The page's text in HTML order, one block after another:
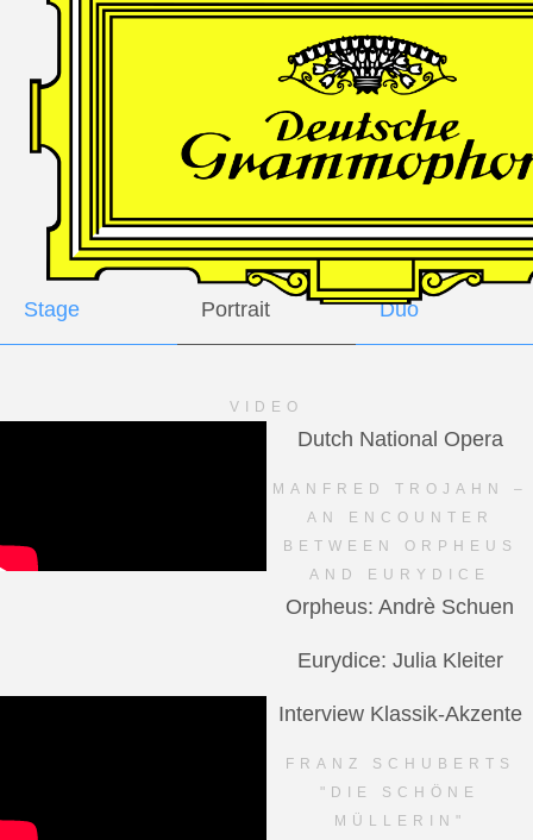
Baritone
Daniel Heide,
Piano
GALLERY
Stage Portrait Duo
VIDEO
Dutch National Opera
MANFRED TROJAHN –
AN ENCOUNTER
BETWEEN ORPHEUS
AND EURYDICE
Orpheus: Andrè Schuen
Eurydice: Julia Kleiter
Interview Klassik-Akzente
FRANZ SCHUBERTS
"DIE SCHÖNE
MÜLLERIN"